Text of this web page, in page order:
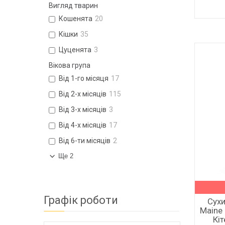
Maine
Вигляд тварин
Кошенята 20
Кішки 35
Цуценята 3
Вікова група
Від 1-го місяця 17
Від 2-х місяців 115
Від 3-х місяців 3
Від 4-х місяців 17
Від 6-ти місяців 2
Ще 2
Графік роботи